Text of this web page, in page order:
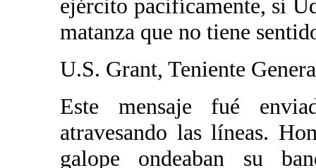
ejército pacifícamente, si
matanza que no tiene
U.S. Grant, Teniente
Este mensaje fué
atravesando las líneas.
galope ondeaban su